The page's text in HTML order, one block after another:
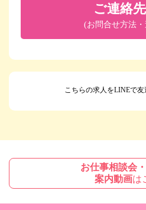
ご連絡
(お問合せ方法
こちらの求人をLINEで
お仕事相談会
案内動画は